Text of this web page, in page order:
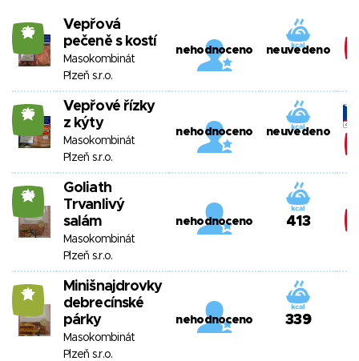
26
Vepřová
pečeně s kostí
Masokombinát
Plzeň s.r.o.
nehodnoceno neuvedeno
26
Vepřové řízky
z kýty
Masokombinát
Plzeň s.r.o.
nehodnoceno neuvedeno
24
Goliath
Trvanlivý
salám
Masokombinát
Plzeň s.r.o.
nehodnoceno 413
14
Minišnajdrovky
debrecínské
párky
Masokombinát
Plzeň s.r.o.
nehodnoceno 339